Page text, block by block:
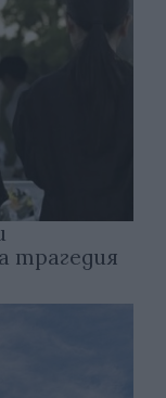
трагедия